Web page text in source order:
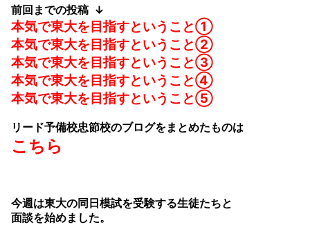
前回までの投稿 ↓
本気で東大を目指すということ①
本気で東大を目指すということ②
本気で東大を目指すということ③
本気で東大を目指すということ④
本気で東大を目指すということ⑤
リード予備校忠節校のブログをまとめたものは
こちら
今週は東大の同日模試を受験する生徒たちと
面談を始めました。